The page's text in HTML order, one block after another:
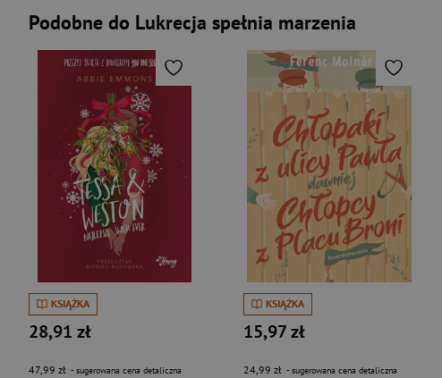
Podobne do Lukrecja spełnia marzenia
KSIĄŻKA
28,91 zł
47,99 zł - sugerowana cena detaliczna
KSIĄŻKA
15,97 zł
24,99 zł - sugerowana cena detaliczna